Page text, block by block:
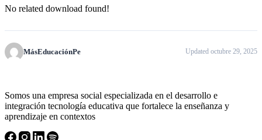
No related download found!
MásEducaciónPe Updated octubre 29, 2025
Somos una empresa social especializada en el desarrollo e
integración tecnología educativa que fortalece la enseñanza y
aprendizaje en contextos